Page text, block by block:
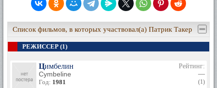
Список фильмов, в которых участвовал(а) Патрик Такер
РЕЖИССЕР (1)
Цимбелин
Cymbeline
Год: 1981
Рейтинг:
—
(1)